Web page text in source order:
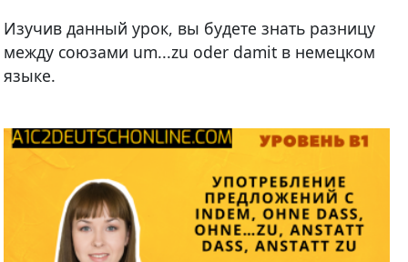
Изучив данный урок, вы будете знать разницу
между союзами um...zu oder damit в немецком
языке.